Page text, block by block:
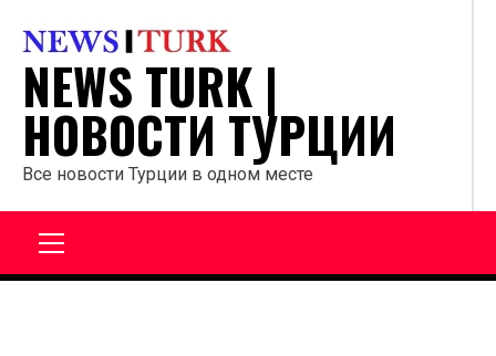
содержанию
NEWS TURK |
НОВОСТИ ТУРЦИИ
Все новости Турции в одном месте